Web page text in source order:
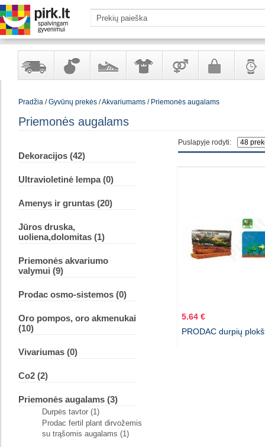
Yra
Kvepalai
kosmetika
AvalynėApranga
aksesuarai
Prekės
Galanterija
Pradžia/Gyvūnų prekės/Akvariumams/ Priemonės augalams
Priemonės augalams
Puslapyje rodyti:
Dekoracijos (42)
Ultravioletinė lempa (0)
Amenys ir gruntas (20)
Jūros druska,
uoliena,dolomitas (1)
Priemonės akvariumo
valymui (9)
Prodac osmo-sistemos (0)
Oro pompos, oro akmenukai
(10)
Vivariumas (0)
Co2 (2)
Priemonės augalams (3)
Durpės tavtor (1)
Prodac fertil plant dirvožemis
su trąšomis augalams (1)
5.64 €
PRODAC durpių